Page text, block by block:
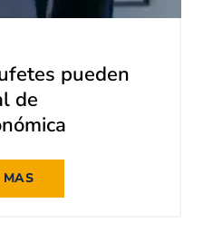
pueden
de
MAS